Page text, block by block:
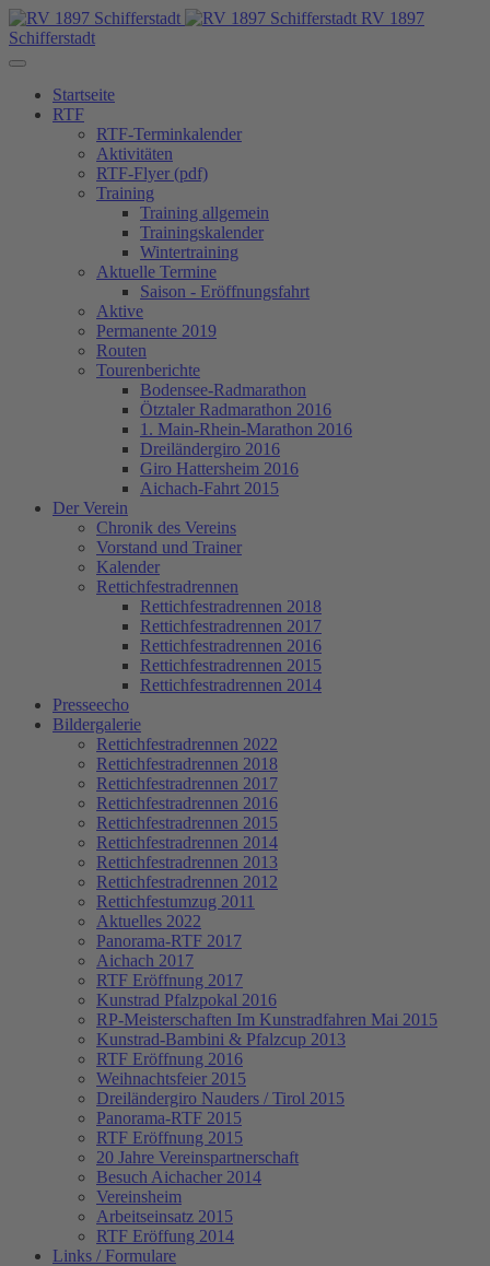
RV 1897
Schifferstadt
Startseite
RTF
RTF-Terminkalender
Aktivitäten
RTF-Flyer (pdf)
Training
Training allgemein
Trainingskalender
Wintertraining
Aktuelle Termine
Saison - Eröffnungsfahrt
Aktive
Permanente 2019
Routen
Tourenberichte
Bodensee-Radmarathon
Ötztaler Radmarathon 2016
1. Main-Rhein-Marathon 2016
Dreiländergiro 2016
Giro Hattersheim 2016
Aichach-Fahrt 2015
Der Verein
Chronik des Vereins
Vorstand und Trainer
Kalender
Rettichfestradrennen
Rettichfestradrennen 2018
Rettichfestradrennen 2017
Rettichfestradrennen 2016
Rettichfestradrennen 2015
Rettichfestradrennen 2014
Presseecho
Bildergalerie
Rettichfestradrennen 2022
Rettichfestradrennen 2018
Rettichfestradrennen 2017
Rettichfestradrennen 2016
Rettichfestradrennen 2015
Rettichfestradrennen 2014
Rettichfestradrennen 2013
Rettichfestradrennen 2012
Rettichfestumzug 2011
Aktuelles 2022
Panorama-RTF 2017
Aichach 2017
RTF Eröffnung 2017
Kunstrad Pfalzpokal 2016
RP-Meisterschaften Im Kunstradfahren Mai 2015
Kunstrad-Bambini & Pfalzcup 2013
RTF Eröffnung 2016
Weihnachtsfeier 2015
Dreiländergiro Nauders / Tirol 2015
Panorama-RTF 2015
RTF Eröffnung 2015
20 Jahre Vereinspartnerschaft
Besuch Aichacher 2014
Vereinsheim
Arbeitseinsatz 2015
RTF Eröffung 2014
Links / Formulare